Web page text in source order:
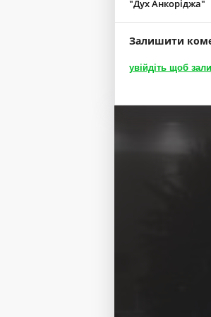
"Дух Анкоріджа"
Залишити
увійдіть щоб